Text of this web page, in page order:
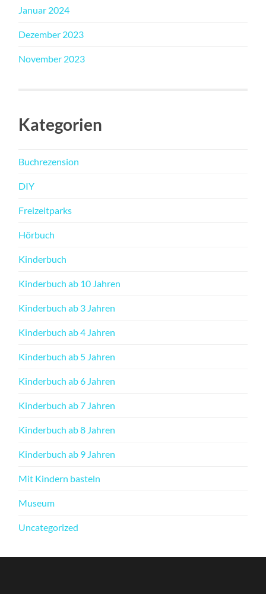
Januar 2024
Dezember 2023
November 2023
Kategorien
Buchrezension
DIY
Freizeitparks
Hörbuch
Kinderbuch
Kinderbuch ab 10 Jahren
Kinderbuch ab 3 Jahren
Kinderbuch ab 4 Jahren
Kinderbuch ab 5 Jahren
Kinderbuch ab 6 Jahren
Kinderbuch ab 7 Jahren
Kinderbuch ab 8 Jahren
Kinderbuch ab 9 Jahren
Mit Kindern basteln
Museum
Uncategorized